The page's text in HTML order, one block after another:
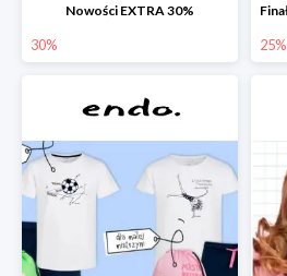
Nowości EXTRA 30%
30% 25%